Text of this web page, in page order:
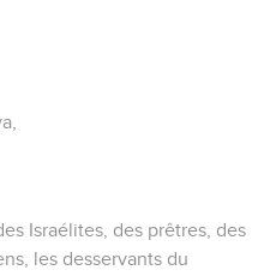
Israélites, des prêtres, des
les desservants du